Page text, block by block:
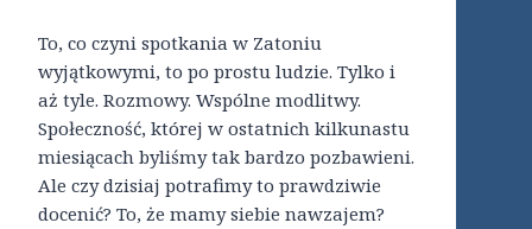
To, co czyni spotkania w Zatoniu
wyjątkowymi, to po prostu ludzie. Tylko i
aż tyle. Rozmowy. Wspólne modlitwy.
Społeczność, której w ostatnich kilkunastu
miesiącach byliśmy tak bardzo pozbawieni.
Ale czy dzisiaj potrafimy to prawdziwie
docenić? To, że mamy siebie nawzajem?